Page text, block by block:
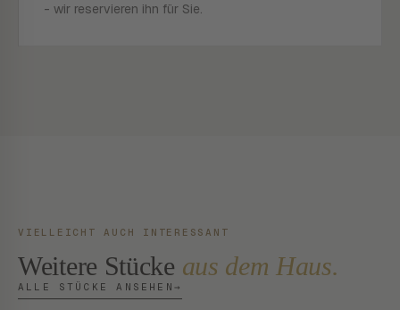
- wir reservieren ihn für Sie.
VIELLEICHT AUCH INTERESSANT
Weitere Stücke aus dem Haus.
ALLE STÜCKE ANSEHEN →